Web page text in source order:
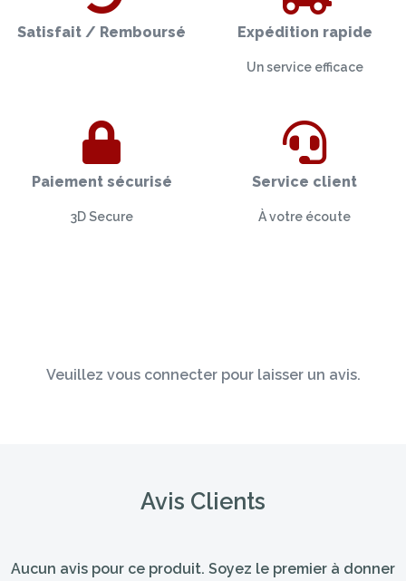
Satisfait / Remboursé Expédition rapide
Un service efficace
Paiement sécurisé
3D Secure
Service client
À votre écoute
Veuillez vous connecter pour laisser un avis.
Avis Clients
Aucun avis pour ce produit. Soyez le premier à donner